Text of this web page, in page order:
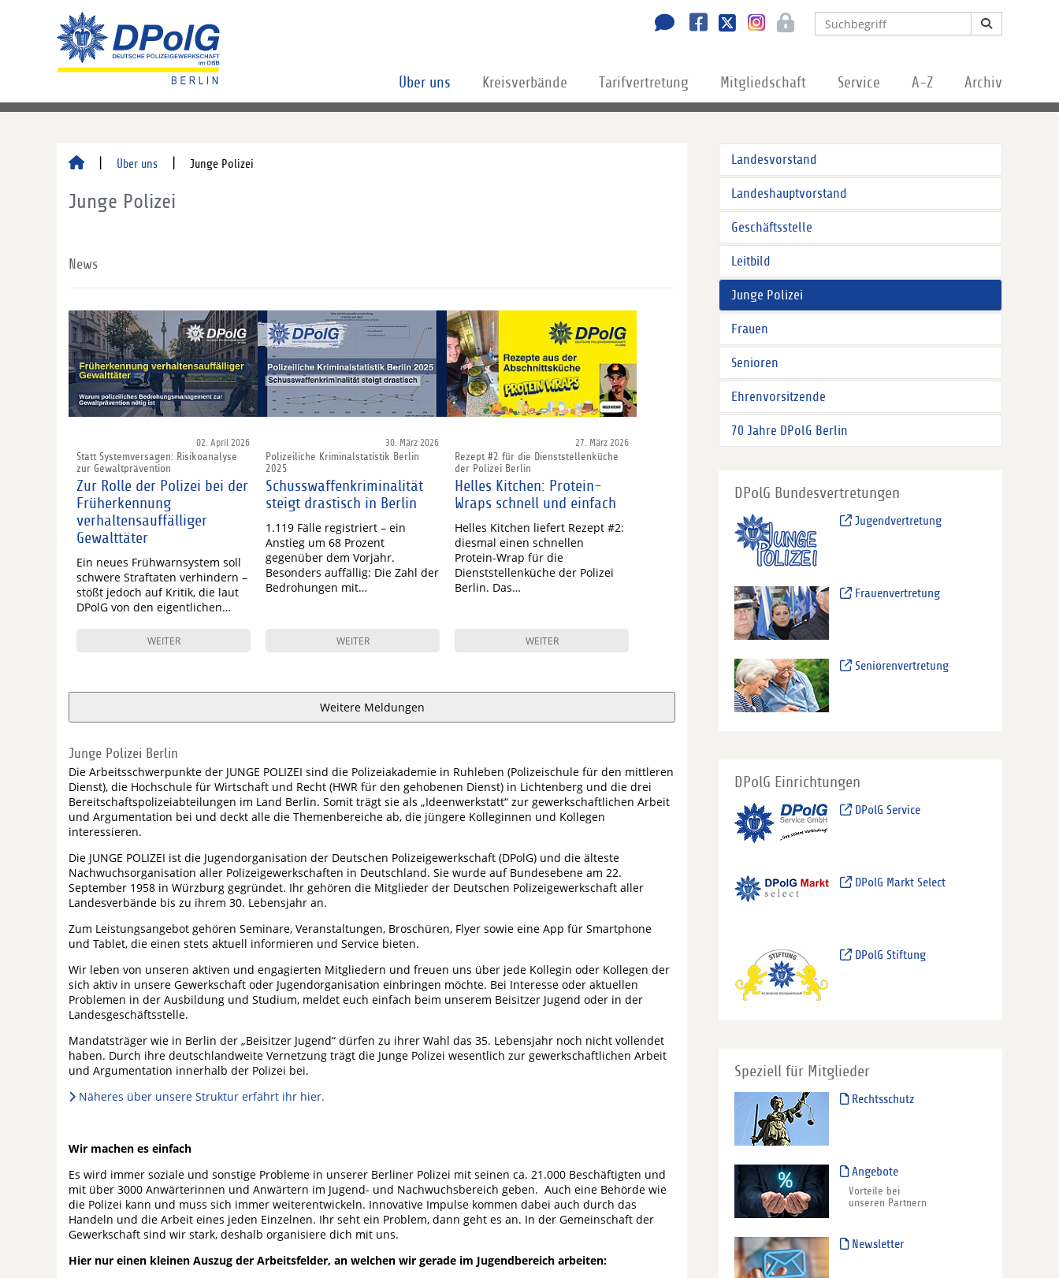
Über uns Kreisverbände Tarifvertretung Mitgliedschaft Service A-Z Archiv
Über uns Junge Polizei
Junge Polizei
News
02. April 2026
Statt Systemversagen: Risikoanalyse
zur Gewaltprävention
Zur Rolle der Polizei bei der
Früherkennung
verhaltensauffälliger
Gewalttäter
Ein neues Frühwarnsystem soll
schwere Straftaten verhindern –
stößt jedoch auf Kritik, die laut
DPolG von den eigentlichen…
WEITER
30. März 2026
Polizeiliche Kriminalstatistik Berlin
2025
Schusswaffenkriminalität
steigt drastisch in Berlin
1.119 Fälle registriert – ein
Anstieg um 68 Prozent
gegenüber dem Vorjahr.
Besonders auffällig: Die Zahl der
Bedrohungen mit…
WEITER
27. März 2026
Rezept #2 für die Dienststellenküche
der Polizei Berlin
Helles Kitchen: Protein-
Wraps schnell und einfach
Helles Kitchen liefert Rezept #2:
diesmal einen schnellen
Protein-Wrap für die
Dienststellenküche der Polizei
Berlin. Das…
WEITER
Weitere Meldungen
Junge Polizei Berlin
Die Arbeitsschwerpunkte der JUNGE POLIZEI sind die Polizeiakademie in Ruhleben (Polizeischule für den mittleren
Dienst), die Hochschule für Wirtschaft und Recht (HWR für den gehobenen Dienst) in Lichtenberg und die drei
Bereitschaftspolizeiabteilungen im Land Berlin. Somit trägt sie als „Ideenwerkstatt“ zur gewerkschaftlichen Arbeit
und Argumentation bei und deckt alle die Themenbereiche ab, die jüngere Kolleginnen und Kollegen
interessieren.
Die JUNGE POLIZEI ist die Jugendorganisation der Deutschen Polizeigewerkschaft (DPolG) und die älteste
Nachwuchsorganisation aller Polizeigewerkschaften in Deutschland. Sie wurde auf Bundesebene am 22.
September 1958 in Würzburg gegründet. Ihr gehören die Mitglieder der Deutschen Polizeigewerkschaft aller
Landesverbände bis zu ihrem 30. Lebensjahr an.
Zum Leistungsangebot gehören Seminare, Veranstaltungen, Broschüren, Flyer sowie eine App für Smartphone
und Tablet, die einen stets aktuell informieren und Service bieten.
Wir leben von unseren aktiven und engagierten Mitgliedern und freuen uns über jede Kollegin oder Kollegen der
sich aktiv in unsere Gewerkschaft oder Jugendorganisation einbringen möchte. Bei Interesse oder aktuellen
Problemen in der Ausbildung und Studium, meldet euch einfach beim unserem Beisitzer Jugend oder in der
Landesgeschäftsstelle.
Mandatsträger wie in Berlin der „Beisitzer Jugend“ dürfen zu ihrer Wahl das 35. Lebensjahr noch nicht vollendet
haben. Durch ihre deutschlandweite Vernetzung trägt die Junge Polizei wesentlich zur gewerkschaftlichen Arbeit
und Argumentation innerhalb der Polizei bei.
Näheres über unsere Struktur erfahrt ihr hier.
Wir machen es einfach
Es wird immer soziale und sonstige Probleme in unserer Berliner Polizei mit seinen ca. 21.000 Beschäftigten und
mit über 3000 Anwärterinnen und Anwärtern im Jugend- und Nachwuchsbereich geben. Auch eine Behörde wie
die Polizei kann und muss sich immer weiterentwickeln. Innovative Impulse kommen dabei auch durch das
Handeln und die Arbeit eines jeden Einzelnen. Ihr seht ein Problem, dann geht es an. In der Gemeinschaft der
Gewerkschaft sind wir stark, deshalb organisiere dich mit uns.
Hier nur einen kleinen Auszug der Arbeitsfelder, an welchen wir gerade im Jugendbereich arbeiten:
Landesvorstand
Landeshauptvorstand
Geschäftsstelle
Leitbild
Junge Polizei
Frauen
Senioren
Ehrenvorsitzende
70 Jahre DPolG Berlin
DPolG Bundesvertretungen
Jugendvertretung
Frauenvertretung
Seniorenvertretung
DPolG Einrichtungen
DPolG Service
DPolG Markt Select
DPolG Stiftung
Speziell für Mitglieder
Rechtsschutz
Angebote
Vorteile bei
unseren Partnern
Newsletter